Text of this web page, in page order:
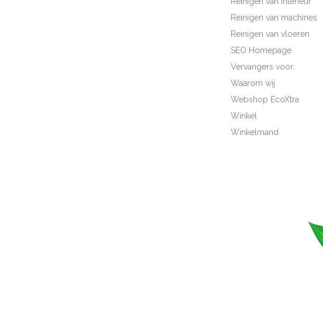
Reinigen van machines
Reinigen van vloeren
SEO Homepage
Vervangers voor:
Waarom wij
Webshop EcoXtra
Winkel
Winkelmand